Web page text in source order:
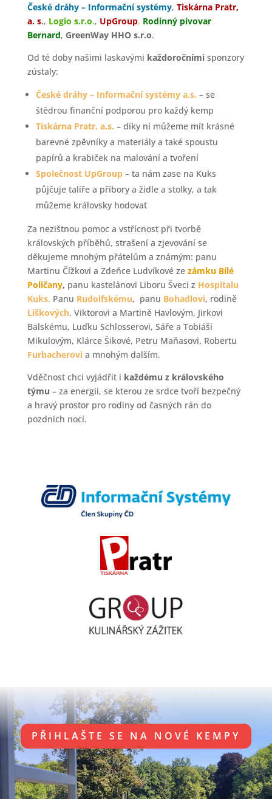
České dráhy – Informační systémy, Tiskárna Pratr,
a. s., Logio s.r.o., UpGroup, Rodinný pivovar
Bernard, GreenWay HHO s.r.o.
Od té doby našimi laskavými každoročnímisponzory
zústaly:
České dráhy – Informační systémy a.s. – se
štědrou finanční podporou pro každý kemp
Tiskárna Pratr, a.s. – díky ní můžeme mít krásné
barevné zpěvníky a materiály a také spoustu
papírů a krabiček na malování a tvoření
Společnost UpGroup– ta nám zase na Kuks
půjčuje talíře a příbory a židle a stolky, a tak
můžeme královsky hodovat
Za nezištnou pomoc a vstřícnost při tvorbě
královských příběhů, strašení a zjevování se
děkujeme mnohým přátelům a známým: panu
Martinu Čížkovi a Zdeňce Ludvíkové ze zámku Bílé
Poličany, panu kastelánovi Liboru Šveci z Hospitalu
Kuks. Panu Rudolfskému, panu Bohadlovi, rodině
Liškových. Viktorovi a Martině Havlovým, Jirkovi
Balskému, Luďku Schlosserovi, Sáře a Tobiáši
Mikulovým, Klárce Šikové, Petru Maňasovi, Robertu
Furbacherovi a mnohým dalším.
Vděčnost chci vyjádřit i každému z královského
týmu – za energii, se kterou ze srdce tvoří bezpečný
a hravý prostor pro rodiny od časných rán do
pozdních nocí.
PŘIHLAŠTE SE NA NOVÉ KEMPY